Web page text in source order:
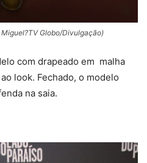
Globo/Divulgação)
com drapeado em malha
look. Fechado, o modelo
na saia.